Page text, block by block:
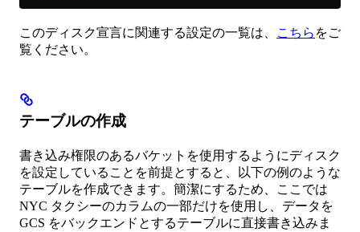
このディスク宣言に関連する設定の一覧は、 こちら をご
覧ください。
テーブルの作成
書き込み権限のあるバケットを使用するようにディスク
を設定していることを前提とすると、以下の例のような
テーブルを作成できます。簡潔にするため、ここでは
NYC タクシーのカラムの一部だけを使用し、データを
GCS をバックエンドとするテーブルに直接書き込みま